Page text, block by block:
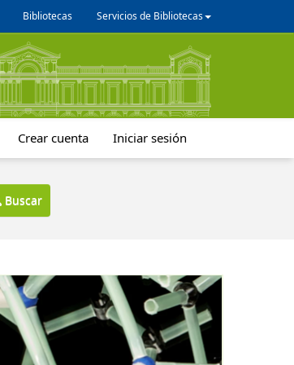
Bibliotecas Servicios de Bibliotecas
Crear cuenta Iniciar sesión
Buscar